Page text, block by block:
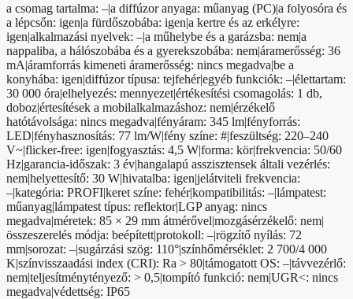
a csomag tartalma: –|a diffúzor anyaga: műanyag (PC)|a folyosóra és
a lépcsőn: igen|a fürdőszobába: igen|a kertre és az erkélyre:
igen|alkalmazási nyelvek: –|a műhelybe és a garázsba: nem|a
nappaliba, a hálószobába és a gyerekszobába: nem|áramerősség: 36
mA|áramforrás kimeneti áramerősség: nincs megadva|be a
konyhába: igen|diffúzor típusa: tejfehér|egyéb funkciók: –|élettartam:
30 000 óra|elhelyezés: mennyezet|értékesítési csomagolás: 1 db,
doboz|értesítések a mobilalkalmazáshoz: nem|érzékelő
hatótávolsága: nincs megadva|fényáram: 345 lm|fényforrás:
LED|fényhasznosítás: 77 lm/W|fény színe: #|feszültség: 220–240
V~|flicker-free: igen|fogyasztás: 4,5 W|forma: kör|frekvencia: 50/60
Hz|garancia-időszak: 3 év|hangalapú asszisztensek általi vezérlés:
nem|helyettesítő: 30 W|hivatalba: igen|jelátviteli frekvencia:
–|kategória: PROFI|keret színe: fehér|kompatibilitás: –|lámpatest:
műanyag|lámpatest típus: reflektor|LGP anyag: nincs
megadva|méretek: 85 × 29 mm átmérővel|mozgásérzékelő: nem|
összeszerelés módja: beépített|protokoll: –|rögzítő nyílás: 72
mm|sorozat: –|sugárzási szög: 110°|színhőmérséklet: 2 700/4 000
K|színvisszaadási index (CRI): Ra > 80|támogatott OS: –|távvezérlő:
nem|teljesítménytényező: > 0,5|tompító funkció: nem|UGR<: nincs
megadva|védettség: IP65